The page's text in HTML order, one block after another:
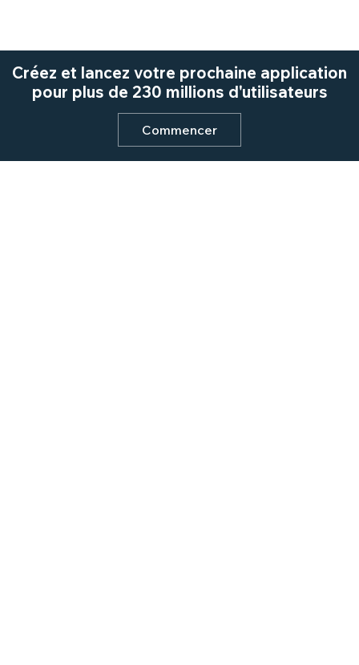
Créez et lancez votre prochaine application
pour plus de 230 millions d'utilisateurs
Commencer